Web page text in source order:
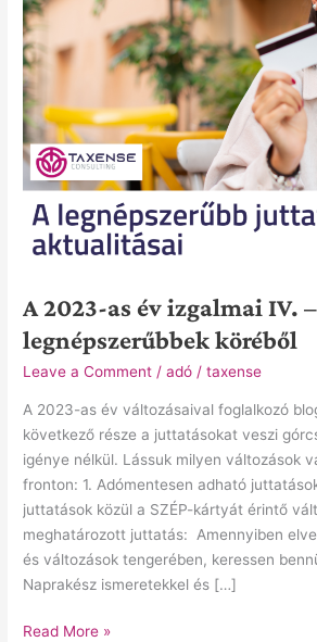
A 2023-as év izgalmai IV.
legnépszerűbbek köréből
Leave a Comment /adó /taxense
A 2023-as év változásaival foglalkozó
következő része a juttatásokat veszi
igénye nélkül. Lássuk milyen változások
fronton: 1. Adómentesen adható
juttatások közül a SZÉP-kártyát érintő
meghatározott juttatás: Amennyiben
és változások tengerében, keressen
Naprakész ismeretekkel és […]
Juttatások
a
legnépszerűbbek
köréből
Read More »